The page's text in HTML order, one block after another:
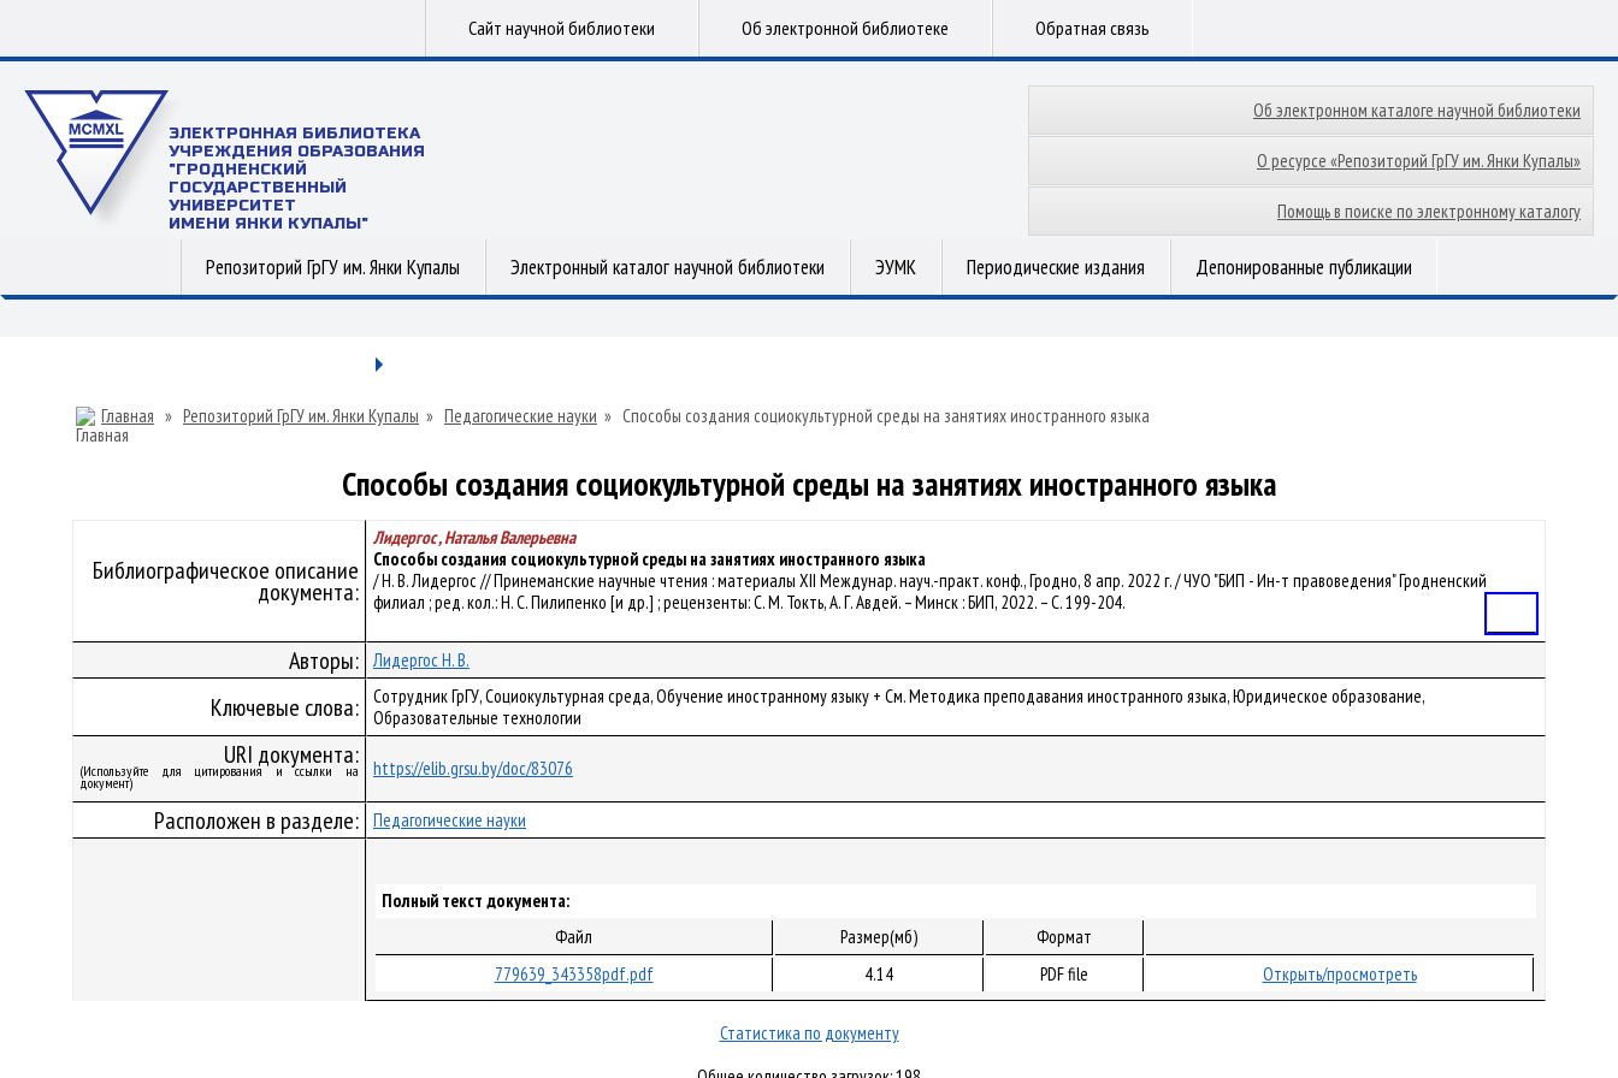
Сайт научной библиотеки Об электронной библиотеке Обратная связь
ЭЛЕКТРОННАЯ БИБЛИОТЕКА
УЧРЕЖДЕНИЯ ОБРАЗОВАНИЯ
"ГРОДНЕНСКИЙ
ГОСУДАРСТВЕННЫЙ
УНИВЕРСИТЕТ
ИМЕНИ ЯНКИ КУПАЛЫ"
Об электронном каталоге научной библиотеки
О ресурсе «Репозиторий ГрГУ им. Янки Купалы»
Помощь в поиске по электронному каталогу
Репозиторий ГрГУ им. Янки Купалы Электронный каталог научной библиотеки ЭУМК Периодические издания Депонированные публикации
Главная » Репозиторий ГрГУ им. Янки Купалы » Педагогические науки » Способы создания социокультурной среды на занятиях иностранного языка
Способы создания социокультурной среды на занятиях иностранного языка
Библиографическое описание
документа:
Лидергос , Наталья Валерьевна
Способы создания социокультурной среды на занятиях иностранного языка
/ Н. В. Лидергос // Принеманские научные чтения : материалы ХII Междунар. науч.-практ. конф., Гродно, 8 апр. 2022 г. / ЧУО "БИП - Ин-т правоведения" Гродненский
филиал ; ред. кол.: Н. С. Пилипенко [и др.] ; рецензенты: С. М. Токть, А. Г. Авдей. – Минск : БИП, 2022. – С. 199-204.
Авторы: Лидергос Н. В.
Ключевые слова:
Сотрудник ГрГУ, Социокультурная среда, Обучение иностранному языку + См. Методика преподавания иностранного языка, Юридическое образование,
Образовательные технологии
URI документа:
(Используйте для цитирования и ссылки на
документ)
https://elib.grsu.by/doc/83076
Расположен в разделе: Педагогические науки
Полный текст документа:
Файл
Размер(мб)
Формат
779639_343358pdf.pdf
4.14 PDF file Открыть/просмотреть
Статистика по документу